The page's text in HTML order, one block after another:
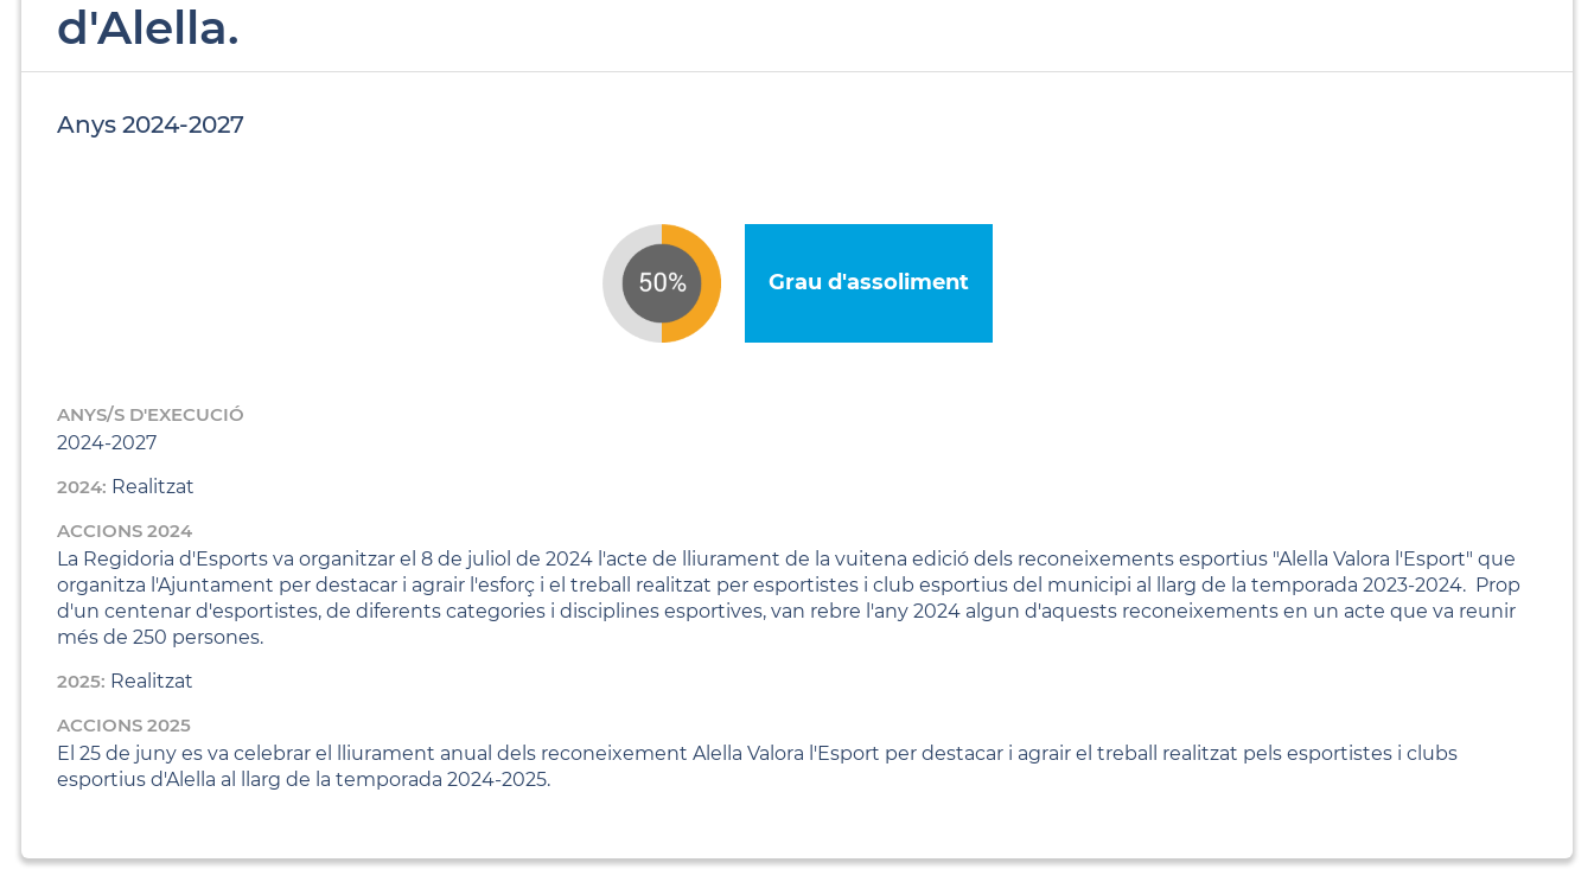
d'Alella.
Anys 2024-2027
Grau d'assoliment
ANYS/S D'EXECUCIÓ
2024-2027
2024: Realitzat
ACCIONS 2024
La Regidoria d'Esports va organitzar el 8 de juliol de 2024 l'acte de lliurament de la vuitena edició dels reconeixements esportius "Alella Valora l'Esport" que
organitza l'Ajuntament per destacar i agrair l'esforç i el treball realitzat per esportistes i club esportius del municipi al llarg de la temporada 2023-2024. Prop
d'un centenar d'esportistes, de diferents categories i disciplines esportives, van rebre l'any 2024 algun d'aquests reconeixements en un acte que va reunir
més de 250 persones.
2025: Realitzat
ACCIONS 2025
El 25 de juny es va celebrar el lliurament anual dels reconeixement Alella Valora l'Esport per destacar i agrair el treball realitzat pels esportistes i clubs
esportius d'Alella al llarg de la temporada 2024-2025.